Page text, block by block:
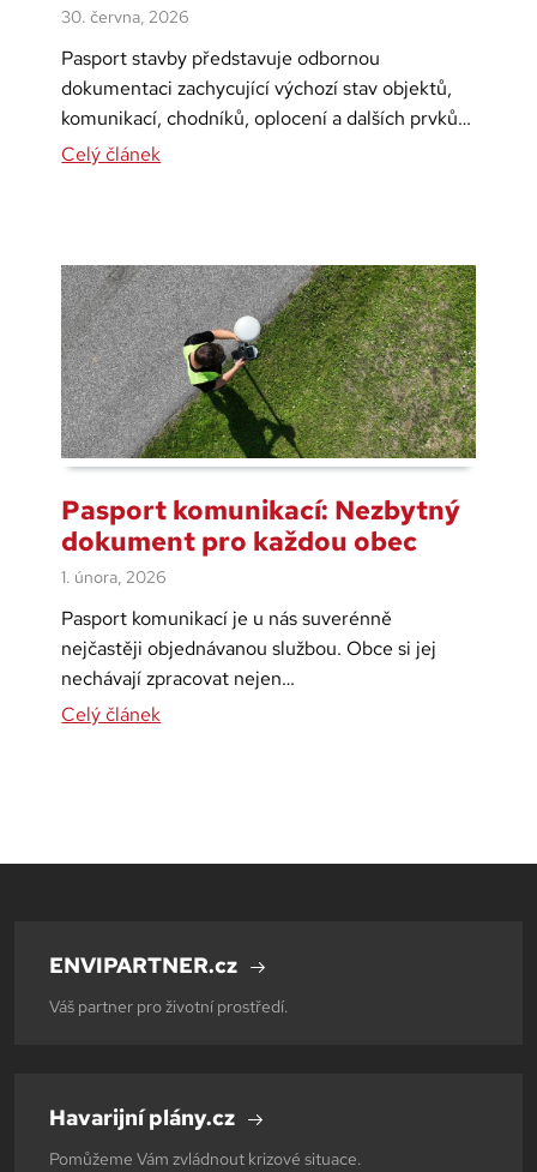
30. června, 2026
Pasport stavby představuje odbornou
dokumentaci zachycující výchozí stav objektů,
komunikací, chodníků, oplocení a dalších prvků…
Celý článek
Pasport komunikací: Nezbytný
dokument pro každou obec
1. února, 2026
Pasport komunikací je u nás suverénně
nejčastěji objednávanou službou. Obce si jej
nechávají zpracovat nejen…
Celý článek
ENVIPARTNER.cz
Váš partner pro životní prostředí.
Havarijní plány.cz
Pomůžeme Vám zvládnout krizové situace.